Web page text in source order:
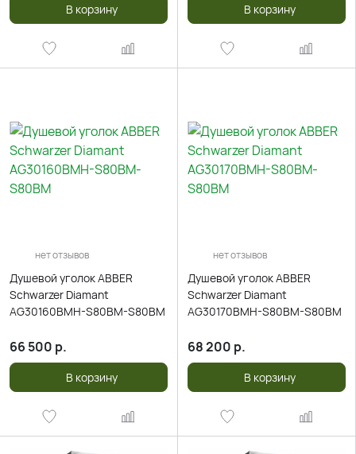
В корзину В корзину
нет отзывов
Душевой уголок ABBER
Schwarzer Diamant
AG30160BMH-S80BM-S80BM
66 500 р.
В корзину
нет отзывов
Душевой уголок ABBER
Schwarzer Diamant
AG30170BMH-S80BM-S80BM
68 200 р.
В корзину